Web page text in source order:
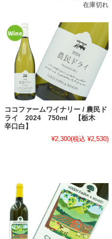
在庫切れ
ココファームワイナリー / 農民ド
ライ 2024 750ml 【栃木
辛口白】
¥2,300(税込 ¥2,530)